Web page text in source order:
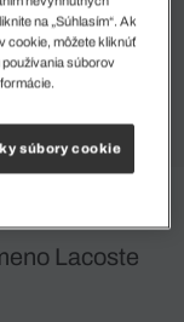
Lacoste
na „Súhlasím“. Ak
cookie, môžete kliknúť
používania súborov
súbory cookie